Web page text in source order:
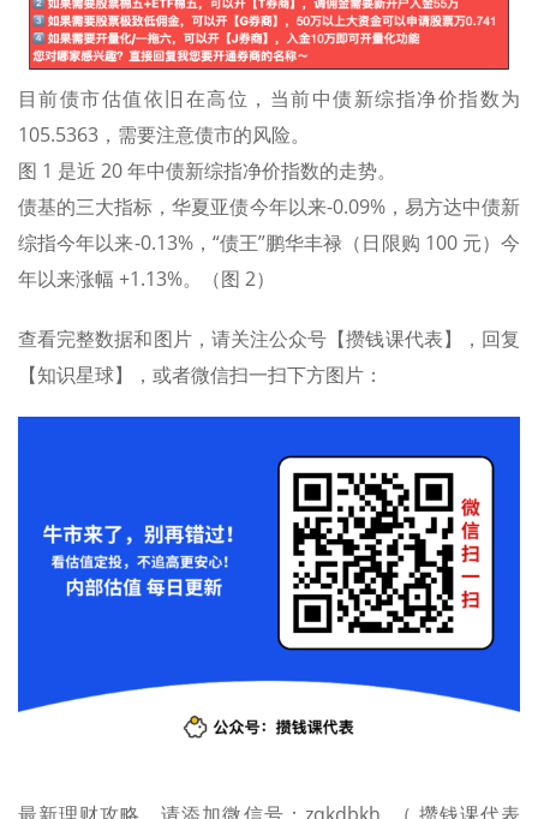
目前债市估值依旧在高位，当前中债新综指净价指数为
105.5363，需要注意债市的风险。
图 1 是近 20 年中债新综指净价指数的走势。
债基的三大指标，华夏亚债今年以来-0.09%，易方达中债新
综指今年以来-0.13%，“债王”鹏华丰禄（日限购 100 元）今
年以来涨幅 +1.13%。（图 2）
查看完整数据和图片，请关注公众号【攒钱课代表】，回复
【知识星球】，或者微信扫一扫下方图片：